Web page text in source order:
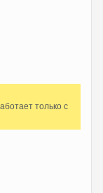
только с